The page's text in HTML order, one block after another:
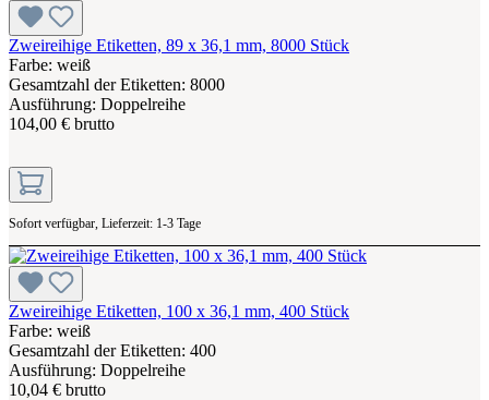
Zweireihige Etiketten, 89 x 36,1 mm, 8000 Stück
Farbe: weiß
Gesamtzahl der Etiketten: 8000
Ausführung: Doppelreihe
104,00 € brutto
Sofort verfügbar, Lieferzeit: 1-3 Tage
Zweireihige Etiketten, 100 x 36,1 mm, 400 Stück
Farbe: weiß
Gesamtzahl der Etiketten: 400
Ausführung: Doppelreihe
10,04 € brutto